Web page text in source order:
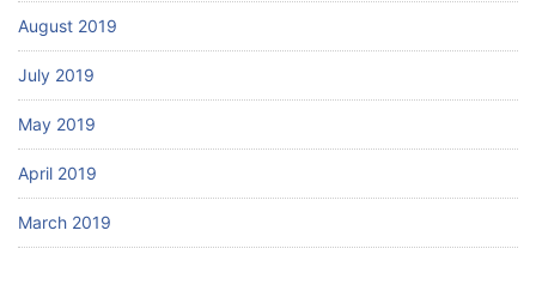
August 2019
July 2019
May 2019
April 2019
March 2019